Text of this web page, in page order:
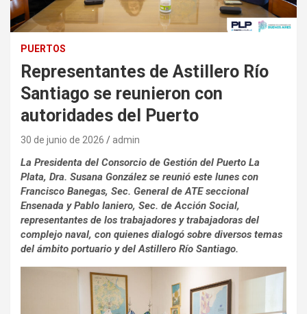
PUERTOS
Representantes de Astillero Río
Santiago se reunieron con
autoridades del Puerto
30 de junio de 2026 admin
La Presidenta del Consorcio de Gestión del Puerto La
Plata, Dra. Susana González se reunió este lunes con
Francisco Banegas, Sec. General de ATE seccional
Ensenada y Pablo Ianiero, Sec. de Acción Social,
representantes de los trabajadores y trabajadoras del
complejo naval, con quienes dialogó sobre diversos temas
del ámbito portuario y del Astillero Río Santiago.